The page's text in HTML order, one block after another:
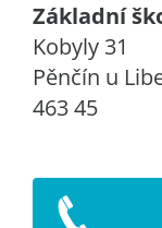
Základní
Kobyly 31
Pěnčín u
463 45